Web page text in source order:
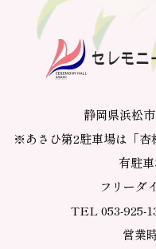
静岡県浜松
※あさひ第2駐車場は「杏
有駐車
フリーダ
TEL 053-925-
営業